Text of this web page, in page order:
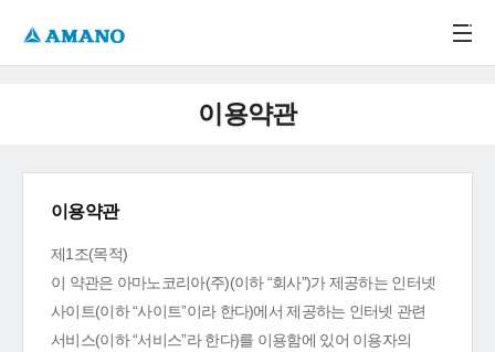
이용약관
이용약관
제1조(목적)
이 약관은 아마노코리아(주)(이하 “회사”)가 제공하는 인터넷
사이트(이하 “사이트”이라 한다)에서 제공하는 인터넷 관련
서비스(이하 “서비스”라 한다)를 이용함에 있어 이용자의